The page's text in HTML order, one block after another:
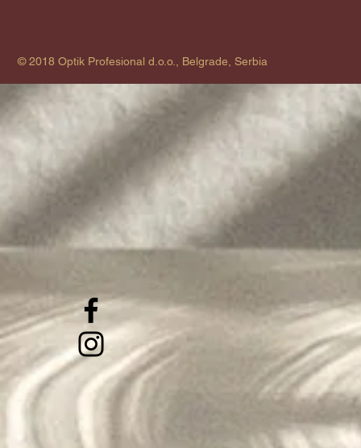
© 2018 Optik Profesional d.o.o., Belgrade, Serbia